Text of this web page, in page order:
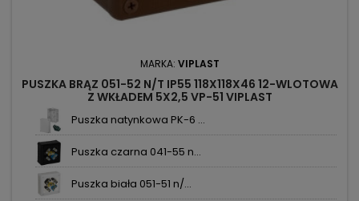
MARKA: VIPLAST
PUSZKA BRĄZ 051-52 N/T IP55 118X118X46 12-WLOTOWA
Z WKŁADEM 5X2,5 VP-51 VIPLAST
Puszka natynkowa PK-6 ...
Puszka czarna 041-55 n...
Puszka biała 051-51 n/...